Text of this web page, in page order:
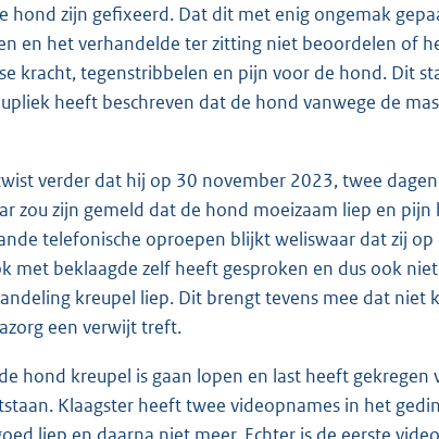
hond zijn gefixeerd. Dat dit met enig ongemak
en het verhandelde ter zitting niet beoordelen of
kracht, tegenstribbelen en pijn voor de hond. Dit
heeft beschreven dat de hond vanwege de
verder dat hij op 30 november 2023, twee
zou zijn gemeld dat de hond moeizaam liep en
telefonische oproepen blijkt weliswaar dat zij
met beklaagde zelf heeft gesproken en dus ook
kreupel liep. Dit brengt tevens mee dat
een verwijt treft.
hond kreupel is gaan lopen en last heeft
Klaagster heeft twee videopnames in het